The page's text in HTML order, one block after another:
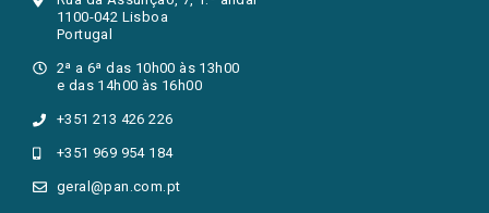
1100-042 Lisboa
Portugal
2ª a 6ª das 10h00 às 13h00
e das 14h00 às 16h00
+351 213 426 226
+351 969 954 184
geral@pan.com.pt